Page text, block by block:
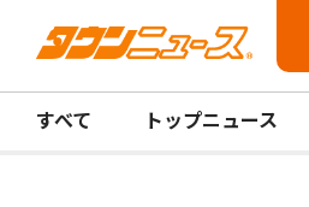
すべて トップニュース